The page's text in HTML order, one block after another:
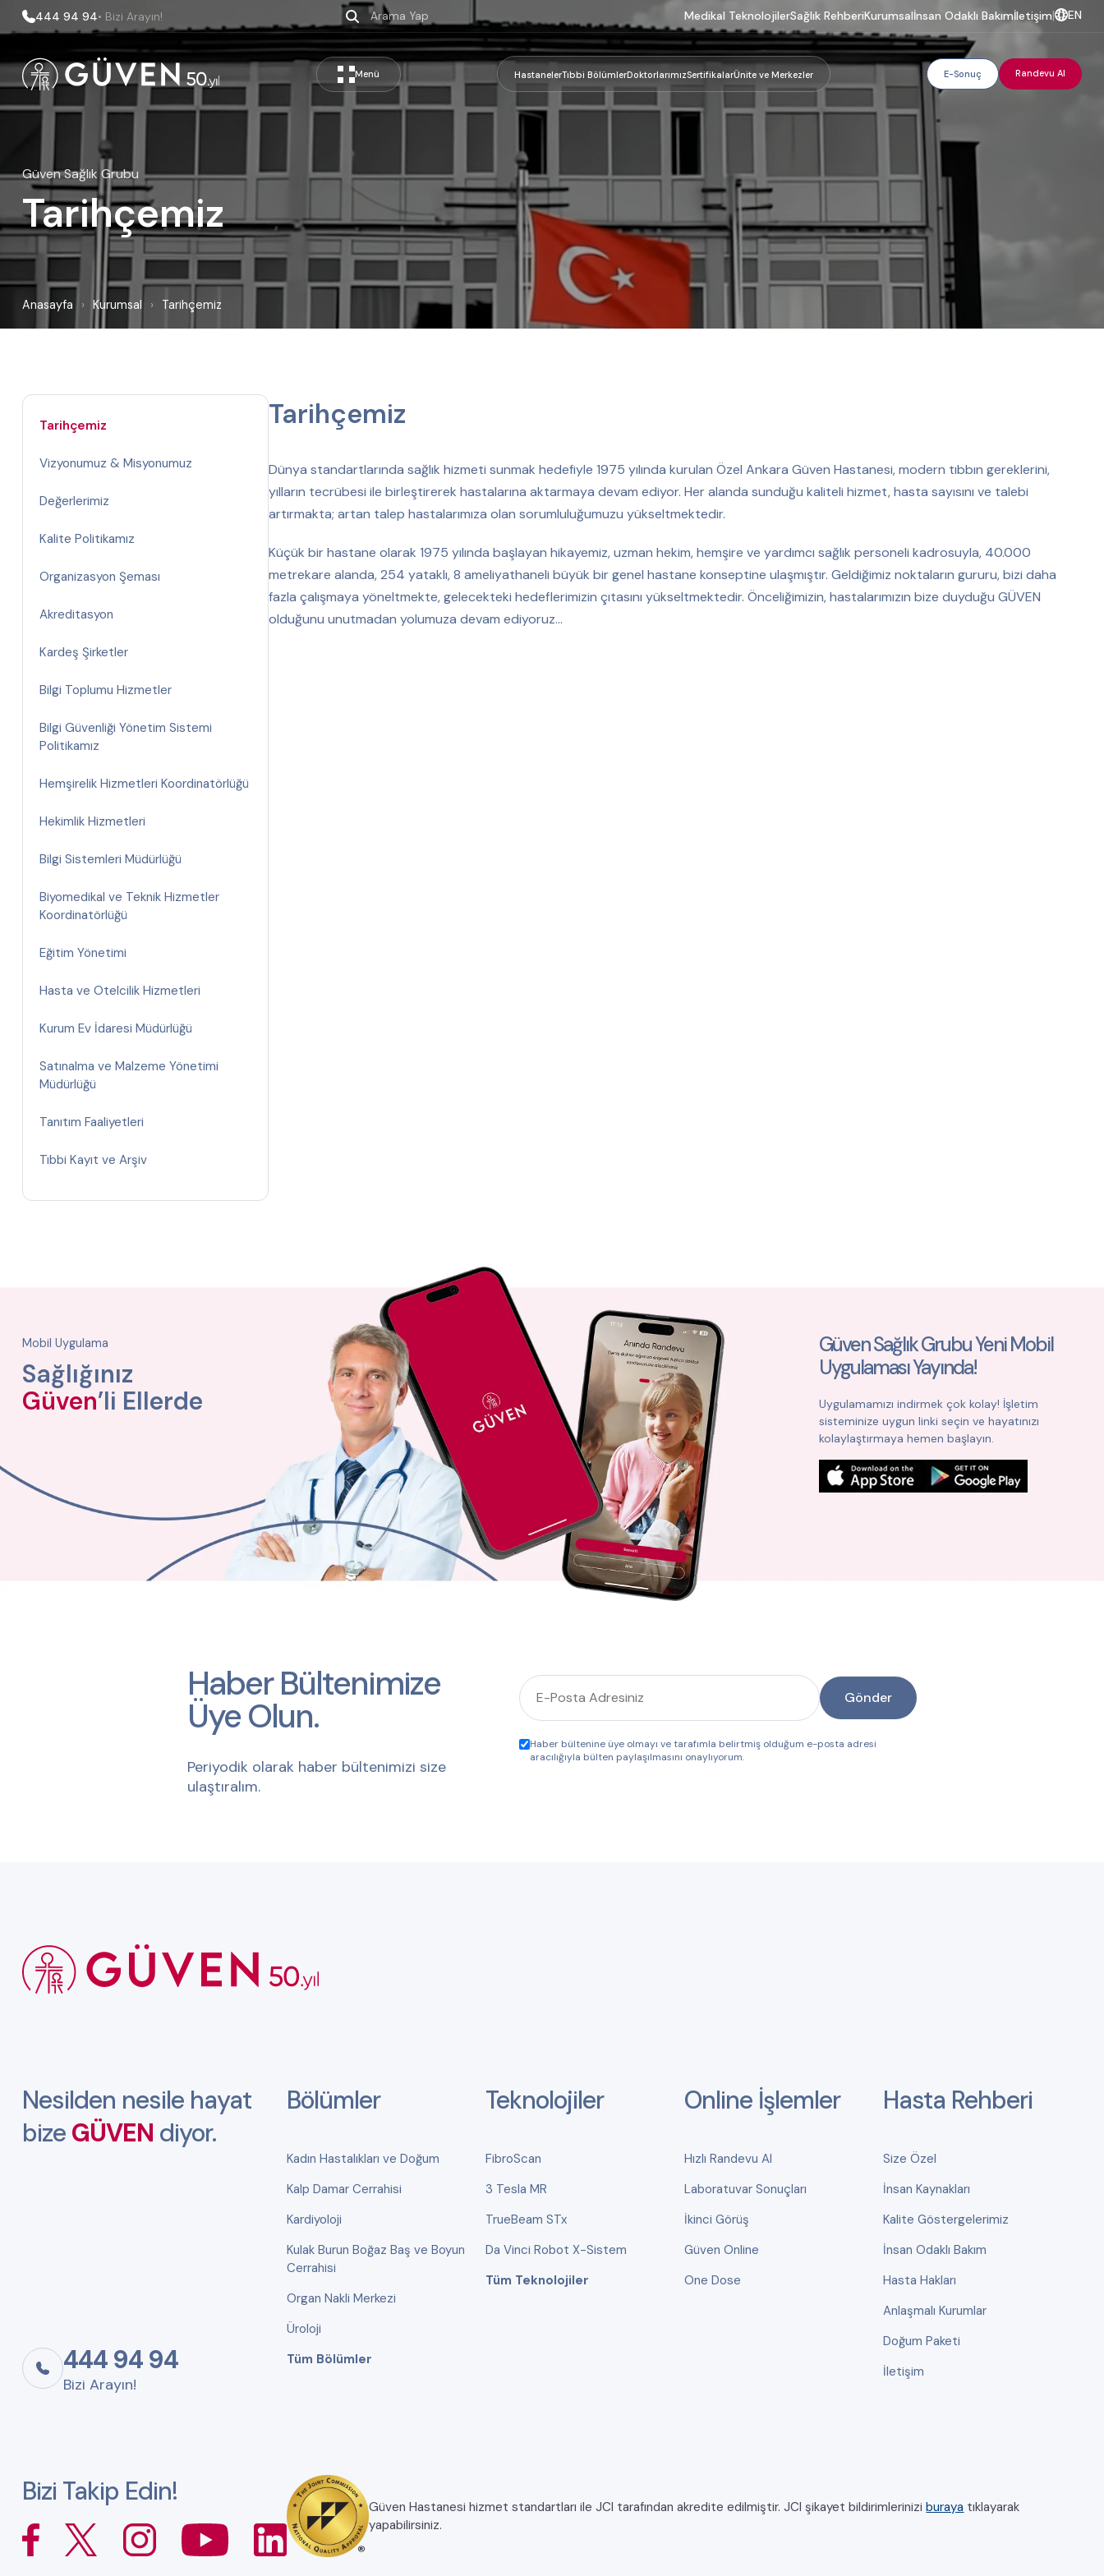
444 94 94• Bizi Arayın! Medikal TeknolojilerSağlık RehberiKurumsalİnsan Odaklı Bakımİletişim| EN
Menü HastanelerTıbbi BölümlerDoktorlarımızSertifikalarÜnite ve Merkezler E-Sonuç Randevu Al
Güven Sağlık Grubu
Tarihçemiz
Anasayfa › Kurumsal › Tarihçemiz
Tarihçemiz
Vizyonumuz & Misyonumuz
Değerlerimiz
Kalite Politikamız
Organizasyon Şeması
Akreditasyon
Kardeş Şirketler
Bilgi Toplumu Hizmetler
Bilgi Güvenliği Yönetim Sistemi
Politikamız
Hemşirelik Hizmetleri Koordinatörlüğü
Hekimlik Hizmetleri
Bilgi Sistemleri Müdürlüğü
Biyomedikal ve Teknik Hizmetler
Koordinatörlüğü
Eğitim Yönetimi
Hasta ve Otelcilik Hizmetleri
Kurum Ev İdaresi Müdürlüğü
Satınalma ve Malzeme Yönetimi
Müdürlüğü
Tanıtım Faaliyetleri
Tıbbi Kayıt ve Arşiv
Tarihçemiz
Dünya standartlarında sağlık hizmeti sunmak hedefiyle 1975 yılında kurulan Özel Ankara Güven Hastanesi, modern tıbbın gereklerini,
yılların tecrübesi ile birleştirerek hastalarına aktarmaya devam ediyor. Her alanda sunduğu kaliteli hizmet, hasta sayısını ve talebi
artırmakta; artan talep hastalarımıza olan sorumluluğumuzu yükseltmektedir.
Küçük bir hastane olarak 1975 yılında başlayan hikayemiz, uzman hekim, hemşire ve yardımcı sağlık personeli kadrosuyla, 40.000
metrekare alanda, 254 yataklı, 8 ameliyathaneli büyük bir genel hastane konseptine ulaşmıştır. Geldiğimiz noktaların gururu, bizi daha
fazla çalışmaya yöneltmekte, gelecekteki hedeflerimizin çıtasını yükseltmektedir. Önceliğimizin, hastalarımızın bize duyduğu GÜVEN
olduğunu unutmadan yolumuza devam ediyoruz…
Mobil Uygulama
Sağlığınız
Güven’li Ellerde
Güven Sağlık Grubu Yeni Mobil
Uygulaması Yayında!
Uygulamamızı indirmek çok kolay! İşletim
sisteminize uygun linki seçin ve hayatınızı
kolaylaştırmaya hemen başlayın.
Haber Bültenimize
Üye Olun.
Periyodik olarak haber bültenimizi size
ulaştıralım.
Gönder
Haber bültenine üye olmayı ve tarafımla belirtmiş olduğum e-posta adresi
aracılığıyla bülten paylaşılmasını onaylıyorum.
Nesilden nesile hayat
bize GÜVEN diyor.
444 94 94
Bizi Arayın!
Bölümler
Kadın Hastalıkları ve Doğum
Kalp Damar Cerrahisi
Kardiyoloji
Kulak Burun Boğaz Baş ve Boyun
Cerrahisi
Organ Nakli Merkezi
Üroloji
Tüm Bölümler
Teknolojiler
FibroScan
3 Tesla MR
TrueBeam STx
Da Vinci Robot X-Sistem
Tüm Teknolojiler
Online İşlemler
Hızlı Randevu Al
Laboratuvar Sonuçları
İkinci Görüş
Güven Online
One Dose
Hasta Rehberi
Size Özel
İnsan Kaynakları
Kalite Göstergelerimiz
İnsan Odaklı Bakım
Hasta Hakları
Anlaşmalı Kurumlar
Doğum Paketi
İletişim
Bizi Takip Edin! Güven Hastanesi hizmet standartları ile JCI tarafından akredite edilmiştir. JCI şikayet bildirimleriniziburaya tıklayarak
yapabilirsiniz.